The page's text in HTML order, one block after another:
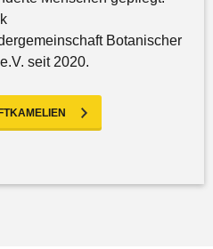
Botanischer
seit 2020.